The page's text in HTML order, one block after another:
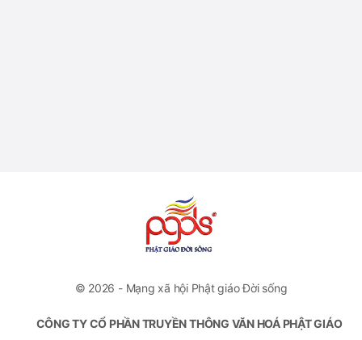
© 2026 - Mạng xã hội Phật giáo Đời sống
CÔNG TY CỔ PHẦN TRUYỀN THÔNG VĂN HOÁ PHẬT GIÁO